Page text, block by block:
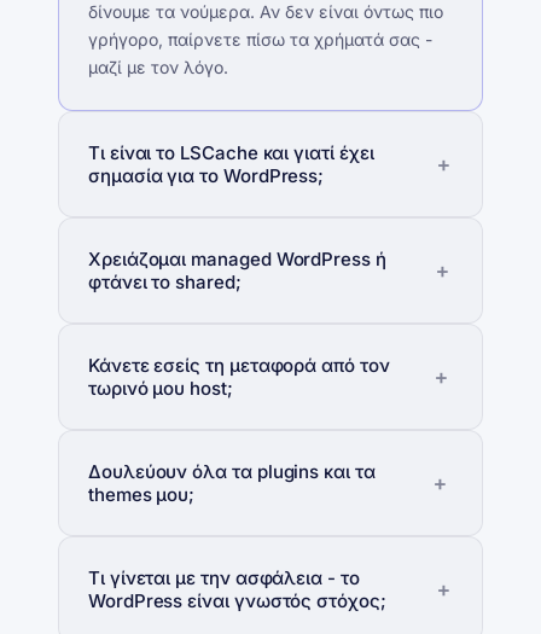
δίνουμε τα νούμερα. Αν δεν είναι όντως πιο
γρήγορο, παίρνετε πίσω τα χρήματά σας -
μαζί με τον λόγο.
Τι είναι το LSCache και γιατί έχει
σημασία για το WordPress;
Χρειάζομαι managed WordPress ή
φτάνει το shared;
Κάνετε εσείς τη μεταφορά από τον
τωρινό μου host;
Δουλεύουν όλα τα plugins και τα
themes μου;
Τι γίνεται με την ασφάλεια - το
WordPress είναι γνωστός στόχος;